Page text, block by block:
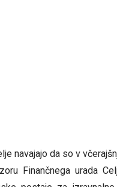
navajajo da so v
Finančnega urada